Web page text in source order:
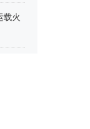
载火